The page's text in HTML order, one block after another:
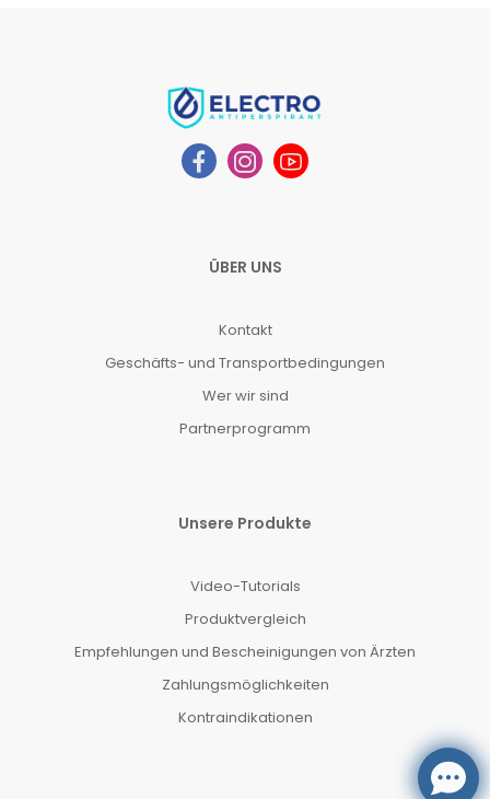
ÜBER UNS
Kontakt
Geschäfts- und Transportbedingungen
Wer wir sind
Partnerprogramm
Unsere Produkte
Video-Tutorials
Produktvergleich
Empfehlungen und Bescheinigungen von Ärzten
Zahlungsmöglichkeiten
Kontraindikationen